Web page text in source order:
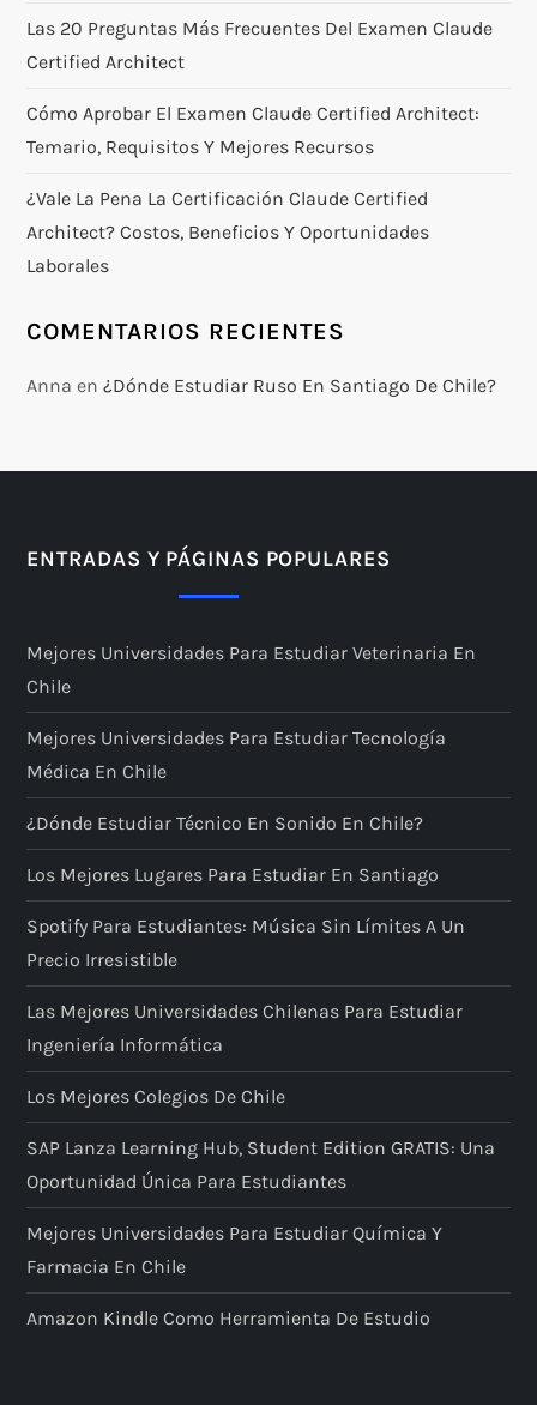
Las 20 Preguntas Más Frecuentes Del Examen Claude
Certified Architect
Cómo Aprobar El Examen Claude Certified Architect:
Temario, Requisitos Y Mejores Recursos
¿Vale La Pena La Certificación Claude Certified
Architect? Costos, Beneficios Y Oportunidades
Laborales
COMENTARIOS RECIENTES
Anna en¿Dónde Estudiar Ruso En Santiago De Chile?
ENTRADAS Y PÁGINAS POPULARES
Mejores Universidades Para Estudiar Veterinaria En
Chile
Mejores Universidades Para Estudiar Tecnología
Médica En Chile
¿Dónde Estudiar Técnico En Sonido En Chile?
Los Mejores Lugares Para Estudiar En Santiago
Spotify Para Estudiantes: Música Sin Límites A Un
Precio Irresistible
Las Mejores Universidades Chilenas Para Estudiar
Ingeniería Informática
Los Mejores Colegios De Chile
SAP Lanza Learning Hub, Student Edition GRATIS: Una
Oportunidad Única Para Estudiantes
Mejores Universidades Para Estudiar Química Y
Farmacia En Chile
Amazon Kindle Como Herramienta De Estudio